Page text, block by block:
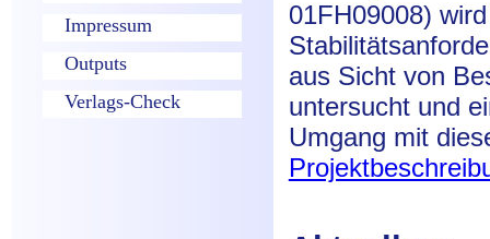
Impressum
Outputs
Verlags-Check